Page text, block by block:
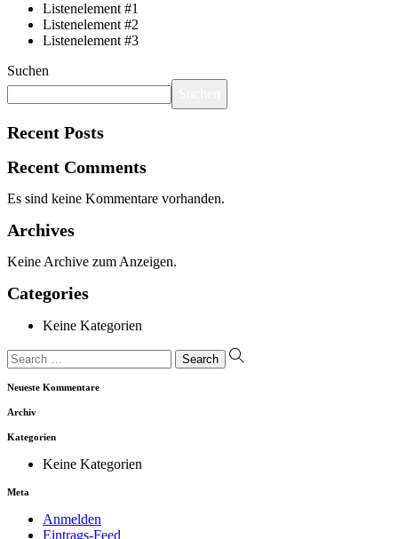
Listenelement #1
Listenelement #2
Listenelement #3
Suchen
Recent Posts
Recent Comments
Es sind keine Kommentare vorhanden.
Archives
Keine Archive zum Anzeigen.
Categories
Keine Kategorien
suchen
nach
Neueste Kommentare
Archiv
Kategorien
Keine Kategorien
Meta
Anmelden
Eintrags-Feed